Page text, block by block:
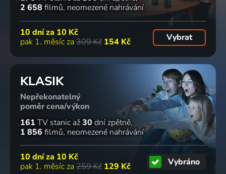
2 658 filmů neomezené nahrávání
10 dní za 10 Kč
pak 1. měsíc za 309 Kč 154 Kč Vybrat
KLASIK
Nepřekonatelný
poměr cena/výkon
161 TV stanic až30 dní zpětně
1 856 filmů neomezené nahrávání
10 dní za 10 Kč
pak 1. měsíc za 259 Kč 129 Kč Vybráno